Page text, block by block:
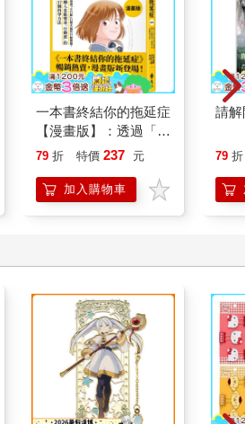
一本書終結你的拖延症
【漫畫版】：透過「小
行動」打開大腦的行動
「行動派」的37個科
學方法
79 折 特價 237 元
加入購物車
請解
79 折